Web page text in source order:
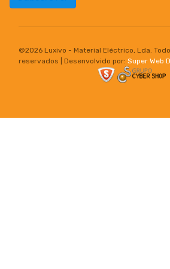
©2026 Luxivo - Material Eléctrico, Lda.
reservados | Desenvolvido por: Super Web